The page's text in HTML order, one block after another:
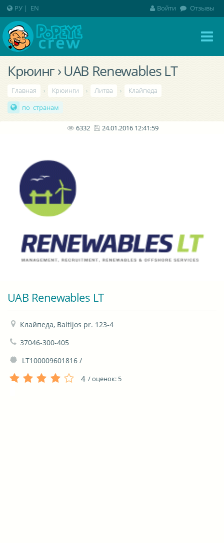
Крюинг › UAB Renewables LT
Главная › Крюинги › Литва ›
Клайпеда
по странам
6332 24.01.2016 12:41:59
UAB Renewables LT
Клайпеда, Baltijos pr. 123-4
37046-300-405
LT100009601816 /
4 / оценок: 5
РУ | EN Войти Отзывы